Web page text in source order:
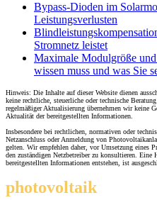
Bypass-Dioden im
Leistungsverlusten
Stromnetz leistet
Maximale Modulgröße
wissen muss und was Sie
Hinweis: Die Inhalte auf dieser Website dienen
keine rechtliche, steuerliche oder technische
regelmäßiger Aktualisierung übernehmen wir keine
Aktualität der bereitgestellten Informationen.
Insbesondere bei rechtlichen, normativen oder
Netzanschluss oder Anmeldung von
gelten. Wir empfehlen daher, vor Umsetzung eines
den zuständigen Netzbetreiber zu konsultieren. Eine
bereitgestellten Informationen entstehen, ist
photovoltaik.info